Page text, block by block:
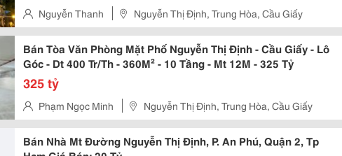
Nguyễn Thanh Nguyễn Thị Định, Trung Hòa, Cầu Giấy
Bán Tòa Văn Phòng Mặt Phố Nguyễn Thị Định - Cầu Giấy - Lô
Góc - Dt 400 Tr/Th - 360M² - 10 Tầng - Mt 12M - 325 Tỷ
325 tỷ
Phạm Ngọc Minh Nguyễn Thị Định, Trung Hòa, Cầu Giấy
Bán Nhà Mt Đường Nguyễn Thị Định, P. An Phú, Quận 2, Tp